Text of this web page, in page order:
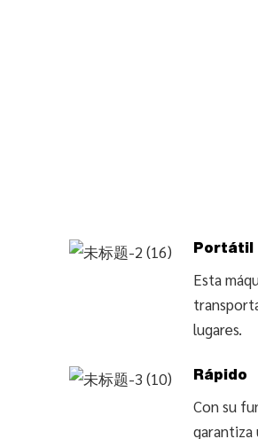
Portátil
Esta
lugares.
Rápido
Con su
garantiza